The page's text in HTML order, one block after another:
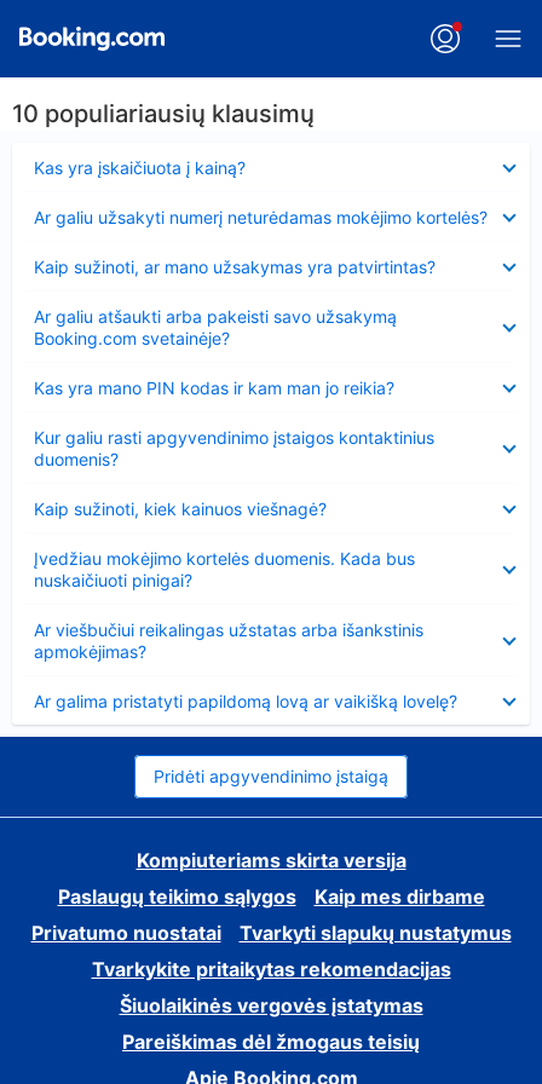
10 populiariausių klausimų
Kas yra įskaičiuota į kainą?
Ar galiu užsakyti numerį neturėdamas mokėjimo kortelės?
Kaip sužinoti, ar mano užsakymas yra patvirtintas?
Ar galiu atšaukti arba pakeisti savo užsakymą
Booking.com svetainėje?
Kas yra mano PIN kodas ir kam man jo reikia?
Kur galiu rasti apgyvendinimo įstaigos kontaktinius
duomenis?
Kaip sužinoti, kiek kainuos viešnagė?
Įvedžiau mokėjimo kortelės duomenis. Kada bus
nuskaičiuoti pinigai?
Ar viešbučiui reikalingas užstatas arba išankstinis
apmokėjimas?
Ar galima pristatyti papildomą lovą ar vaikišką lovelę?
Pridėti apgyvendinimo įstaigą
Kompiuteriams skirta versija
Paslaugų teikimo sąlygos
Kaip mes dirbame
Privatumo nuostatai
Tvarkyti slapukų nustatymus
Tvarkykite pritaikytas rekomendacijas
Šiuolaikinės vergovės įstatymas
Pareiškimas dėl žmogaus teisių
Apie Booking.com